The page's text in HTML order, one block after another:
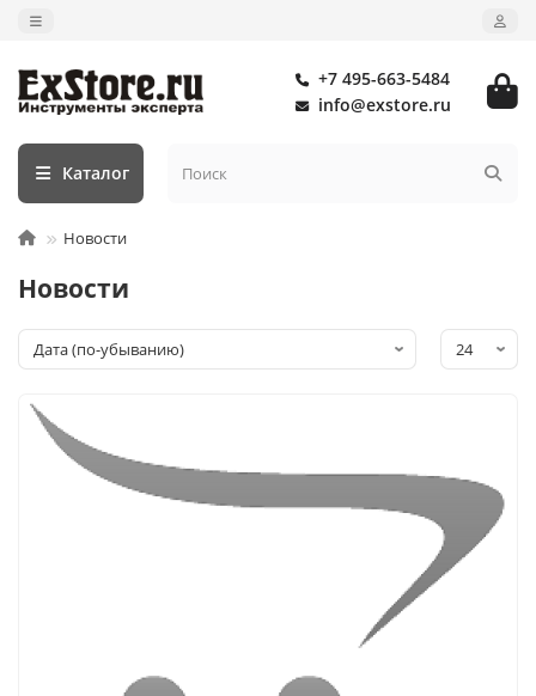
+7 495-663-5484
info@exstore.ru
Каталог
Новости
Новости